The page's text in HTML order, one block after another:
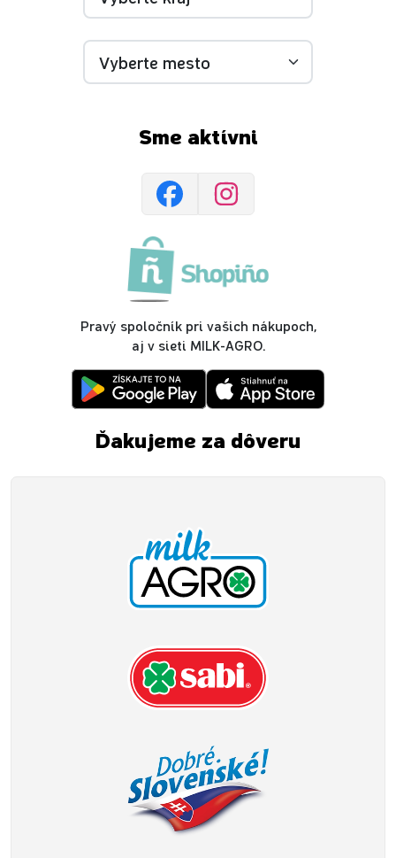
Sme aktívni
Pravý spoločník pri vašich nákupoch,
aj v sieti MILK-AGRO.
Ďakujeme za dôveru